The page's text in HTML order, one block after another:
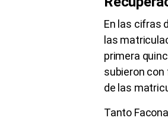
En las cifras
las
primera
subieron con
de las
Tanto